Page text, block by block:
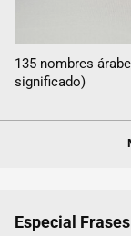
135 nombres
significado)
Especial Frases